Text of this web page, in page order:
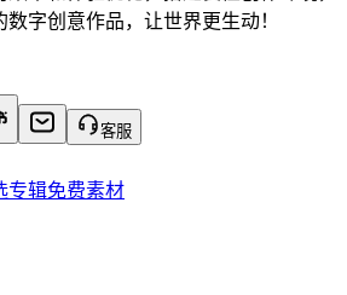
字创意作品，让世界更生动！
客服
专辑免费素材